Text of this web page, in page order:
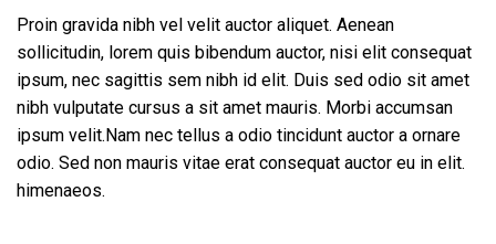
Proin gravida nibh vel velit auctor aliquet. Aenean
sollicitudin, lorem quis bibendum auctor, nisi elit consequat
ipsum, nec sagittis sem nibh id elit. Duis sed odio sit amet
nibh vulputate cursus a sit amet mauris. Morbi accumsan
ipsum velit.Nam nec tellus a odio tincidunt auctor a ornare
odio. Sed non mauris vitae erat consequat auctor eu in elit.
himenaeos.